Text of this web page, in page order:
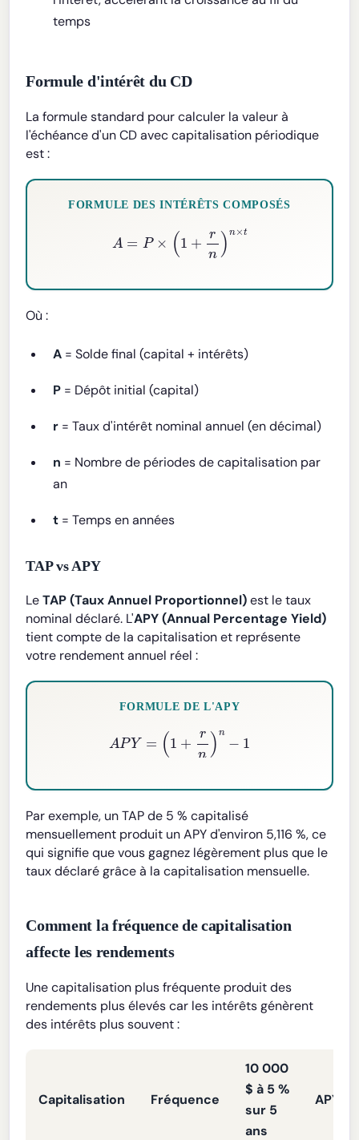
temps
Formule d'intérêt du CD
La formule standard pour calculer la valeur à
l'échéance d'un CD avec capitalisation périodique
est :
FORMULE DES INTÉRÊTS COMPOSÉS
1+ n×t
Où :
A = Solde final (capital + intérêts)
P = Dépôt initial (capital)
r = Taux d'intérêt nominal annuel (en décimal)
n = Nombre de périodes de capitalisation par
an
t = Temps en années
TAP vs APY
LeTAP (Taux Annuel Proportionnel)est le taux
nominal déclaré. L'APY (Annual Percentage Yield)
tient compte de la capitalisation et représente
votre rendement annuel réel :
FORMULE DE L'APY
=( n)n−1
Par exemple, un TAP de 5 % capitalisé
mensuellement produit un APY d'environ 5,116 %, ce
qui signifie que vous gagnez légèrement plus que le
taux déclaré grâce à la capitalisation mensuelle.
Comment la fréquence de capitalisation
affecte les rendements
Une capitalisation plus fréquente produit des
rendements plus élevés car les intérêts génèrent
des intérêts plus souvent :
Capitalisation Fréquence
10 000
$ à 5 %
sur 5
ans
APY